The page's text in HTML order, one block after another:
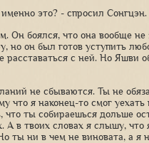
это? - спросил Сонгцэн.
боялся, что она вообще не
но он был готов уступить
с ней. Но Яшви
не сбываются. Ты не
что я наконец-то смог
ты собираешься дольше
в твоих словах я слышу, что
ты ни в чем не виновата, а я